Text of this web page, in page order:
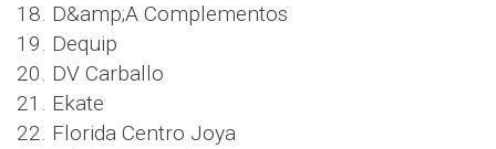
18. D&amp;A Complementos
19. Dequip
20. DV Carballo
21. Ekate
22. Florida Centro Joya